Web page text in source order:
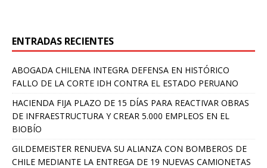
ENTRADAS RECIENTES
ABOGADA CHILENA INTEGRA DEFENSA EN HISTÓRICO
FALLO DE LA CORTE IDH CONTRA EL ESTADO PERUANO
HACIENDA FIJA PLAZO DE 15 DÍAS PARA REACTIVAR OBRAS
DE INFRAESTRUCTURA Y CREAR 5.000 EMPLEOS EN EL
BIOBÍO
GILDEMEISTER RENUEVA SU ALIANZA CON BOMBEROS DE
CHILE MEDIANTE LA ENTREGA DE 19 NUEVAS CAMIONETAS